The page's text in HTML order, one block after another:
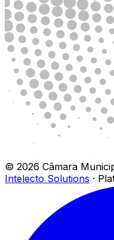
© 2026 Câmara
Intelecto Solutions ·